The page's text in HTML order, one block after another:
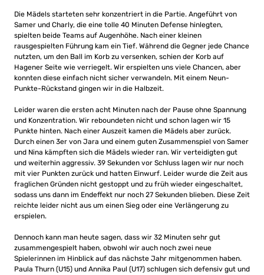
Die Mädels starteten sehr konzentriert in die Partie. Angeführt von
Samer und Charly, die eine tolle 40 Minuten Defense hinlegten,
spielten beide Teams auf Augenhöhe. Nach einer kleinen
rausgespielten Führung kam ein Tief. Während die Gegner jede Chance
nutzten, um den Ball im Korb zu versenken, schien der Korb auf
Hagener Seite wie verriegelt. Wir erspielten uns viele Chancen, aber
konnten diese einfach nicht sicher verwandeln. Mit einem Neun-
Punkte-Rückstand gingen wir in die Halbzeit.
Leider waren die ersten acht Minuten nach der Pause ohne Spannung
und Konzentration. Wir reboundeten nicht und schon lagen wir 15
Punkte hinten. Nach einer Auszeit kamen die Mädels aber zurück.
Durch einen 3er von Jara und einem guten Zusammenspiel von Samer
und Nina kämpften sich die Mädels wieder ran. Wir verteidigten gut
und weiterhin aggressiv. 39 Sekunden vor Schluss lagen wir nur noch
mit vier Punkten zurück und hatten Einwurf. Leider wurde die Zeit aus
fraglichen Gründen nicht gestoppt und zu früh wieder eingeschaltet,
sodass uns dann im Endeffekt nur noch 27 Sekunden blieben. Diese Zeit
reichte leider nicht aus um einen Sieg oder eine Verlängerung zu
erspielen.
Dennoch kann man heute sagen, dass wir 32 Minuten sehr gut
zusammengespielt haben, obwohl wir auch noch zwei neue
Spielerinnen im Hinblick auf das nächste Jahr mitgenommen haben.
Paula Thurn (U15) und Annika Paul (U17) schlugen sich defensiv gut und